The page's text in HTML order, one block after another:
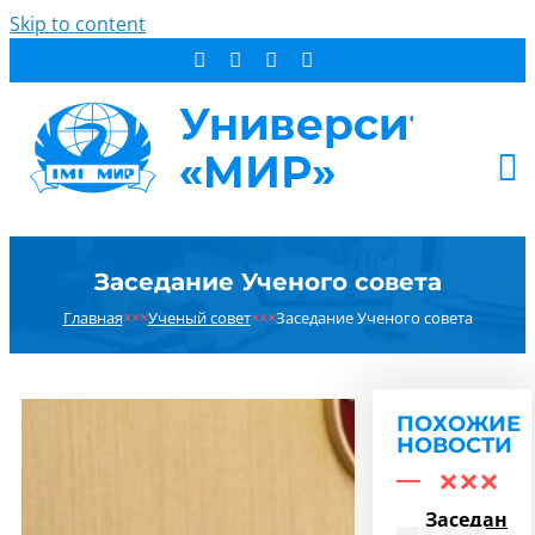
Skip to content
СТУДЕНТУ
ДОПОБРАЗОВАНИЕ
НОВОСТИ
Заседание Ученого совета
Главная×××Ученый совет×××Заседание Ученого совета
ПОХОЖИЕ
НОВОСТИ
Заседание